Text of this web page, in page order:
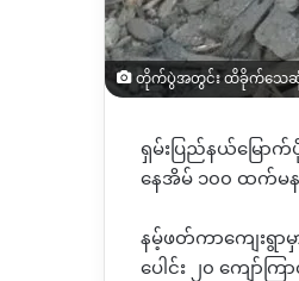
တိုက်ပွဲအတွင်း ထိခိုက်သေဆုံး
ရှမ်းပြည်နယ်မြော
နေအိမ် ၁၀၀ ထက်မန
နမ့်ဖတ်ကာကျေးရွ
ပေါင်း ၂၀ ကျော်